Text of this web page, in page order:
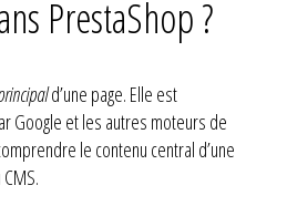
PrestaShop ?
d’une page. Elle est
Google et les autres moteurs de
le contenu central d’une